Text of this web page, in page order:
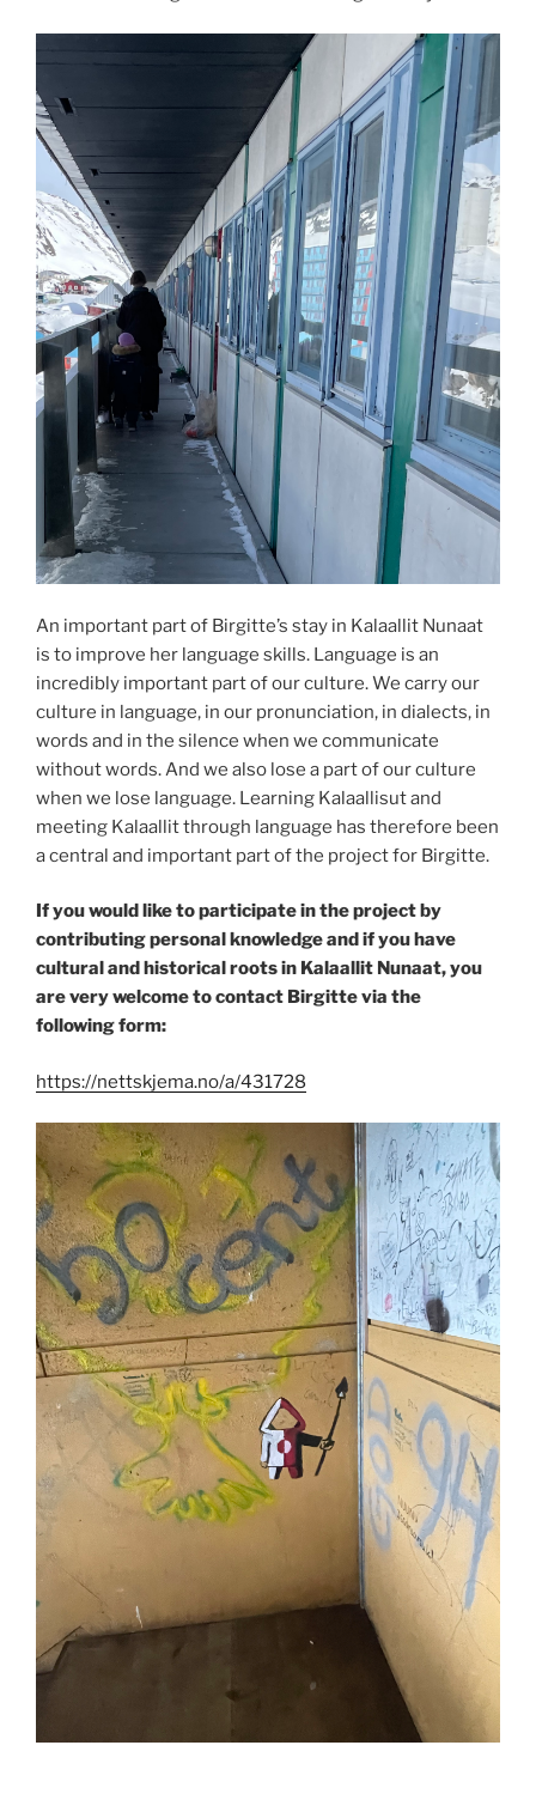
An important part of Birgitte’s stay in Kalaallit Nunaat
is to improve her language skills. Language is an
incredibly important part of our culture. We carry our
culture in language, in our pronunciation, in dialects, in
words and in the silence when we communicate
without words. And we also lose a part of our culture
when we lose language. Learning Kalaallisut and
meeting Kalaallit through language has therefore been
a central and important part of the project for Birgitte.
If you would like to participate in the project by
contributing personal knowledge and if you have
cultural and historical roots in Kalaallit Nunaat, you
are very welcome to contact Birgitte via the
following form:
https://nettskjema.no/a/431728